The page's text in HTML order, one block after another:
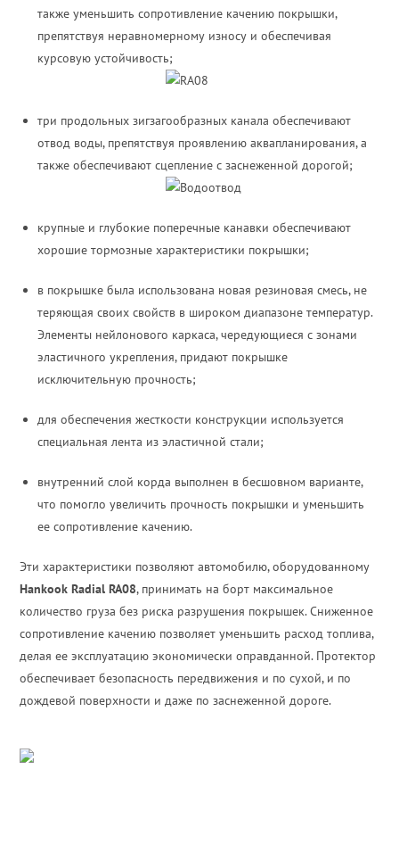
также уменьшить сопротивление качению покрышки,
препятствуя неравномерному износу и обеспечивая
курсовую устойчивость;
три продольных зигзагообразных канала обеспечивают
отвод воды, препятствуя проявлению аквапланирования, а
также обеспечивают сцепление с заснеженной дорогой;
крупные и глубокие поперечные канавки обеспечивают
хорошие тормозные характеристики покрышки;
в покрышке была использована новая резиновая смесь, не
теряющая своих свойств в широком диапазоне температур.
Элементы нейлонового каркаса, чередующиеся с зонами
эластичного укрепления, придают покрышке
исключительную прочность;
для обеспечения жесткости конструкции используется
специальная лента из эластичной стали;
внутренний слой корда выполнен в бесшовном варианте,
что помогло увеличить прочность покрышки и уменьшить
ее сопротивление качению.
Эти характеристики позволяют автомобилю, оборудованному
Hankook Radial RA08, принимать на борт максимальное
количество груза без риска разрушения покрышек. Сниженное
сопротивление качению позволяет уменьшить расход топлива,
делая ее эксплуатацию экономически оправданной. Протектор
обеспечивает безопасность передвижения и по сухой, и по
дождевой поверхности и даже по заснеженной дороге.